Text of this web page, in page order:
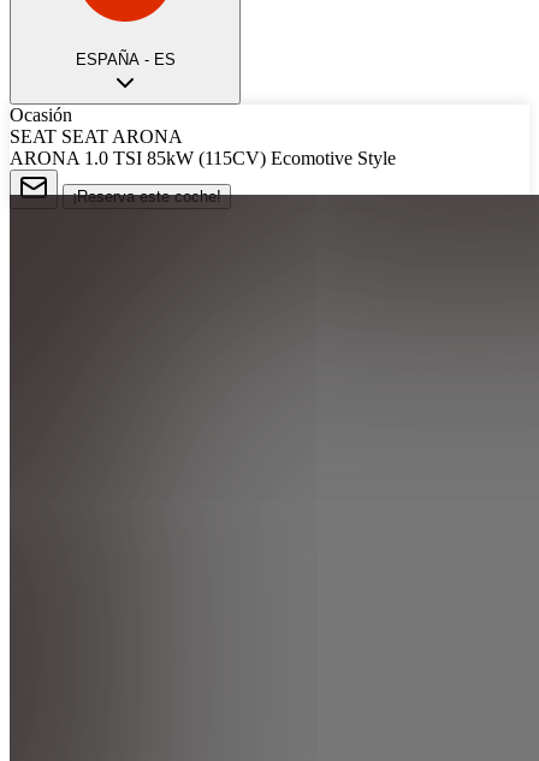
ESPAÑA - ES
Ocasión
SEAT SEAT ARONA
ARONA 1.0 TSI 85kW (115CV) Ecomotive Style
¡Reserva este coche!